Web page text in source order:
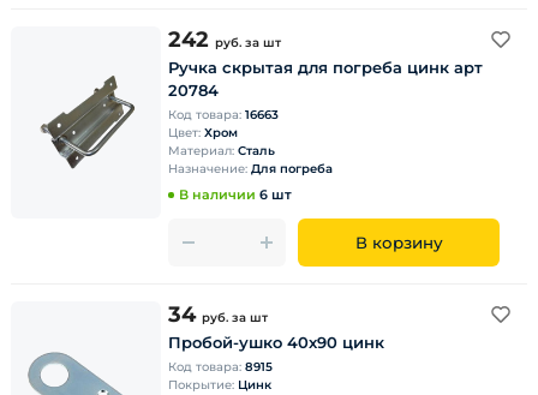
242 руб. за шт
Ручка скрытая для погреба цинк арт
20784
Код товара: 16663
Цвет: Хром
Материал: Сталь
Назначение: Для погреба
В наличии 6 шт
В корзину
34 руб. за шт
Пробой-ушко 40х90 цинк
Код товара: 8915
Покрытие: Цинк